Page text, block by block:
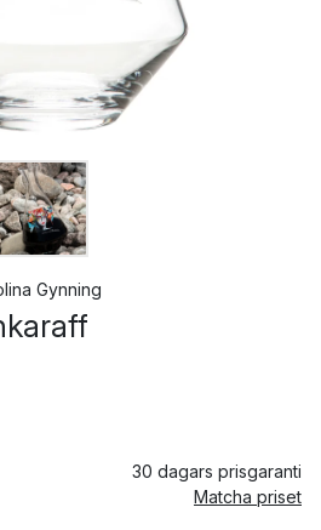
Gynning
30 dagars prisgaranti
Matcha priset